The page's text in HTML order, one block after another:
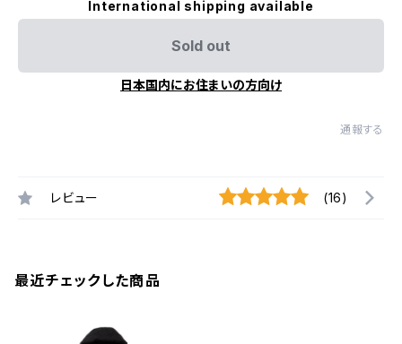
International shipping available
Sold out
日本国内にお住まいの方向け
通報する
レビュー (16)
最近チェックした商品